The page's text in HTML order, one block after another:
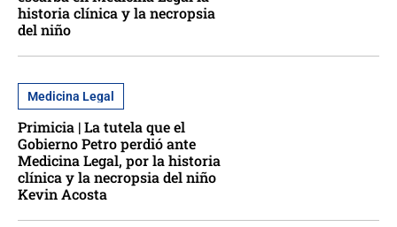
historia clínica y la necropsia
del niño
Medicina Legal
Primicia | La tutela que el
Gobierno Petro perdió ante
Medicina Legal, por la historia
clínica y la necropsia del niño
Kevin Acosta